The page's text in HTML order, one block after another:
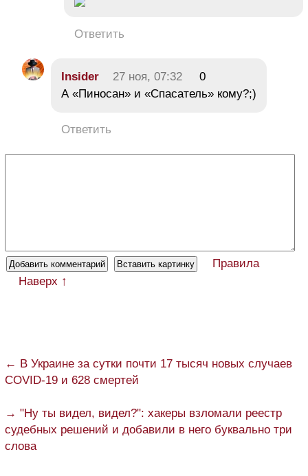
Ответить
Insider 27 ноя, 07:32
0
А «Пиносан» и «Спасатель» кому?;)
Ответить
Правила
Наверх ↑
← В Украине за сутки почти 17 тысяч новых случаев
COVID-19 и 628 смертей
→ "Ну ты видел, видел?": хакеры взломали реестр
судебных решений и добавили в него буквально три
слова